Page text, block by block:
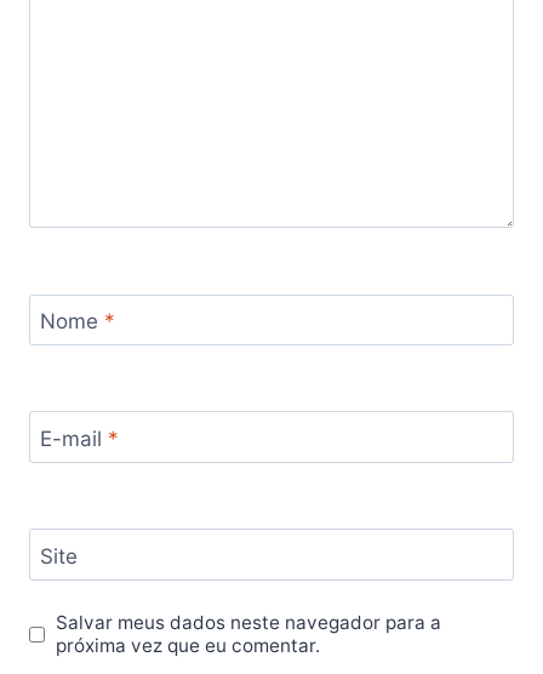
Nome *
E-mail *
Site
Salvar meus dados neste navegador para a
próxima vez que eu comentar.